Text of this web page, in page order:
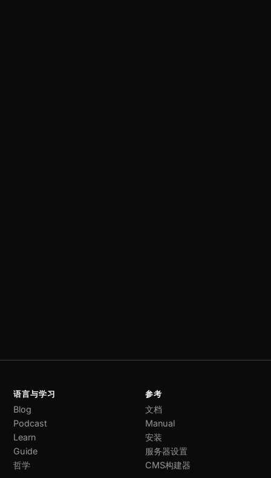
语言与学习
Blog
Podcast
Learn
Guide
哲学
参考
文档
Manual
安装
服务器设置
CMS构建器